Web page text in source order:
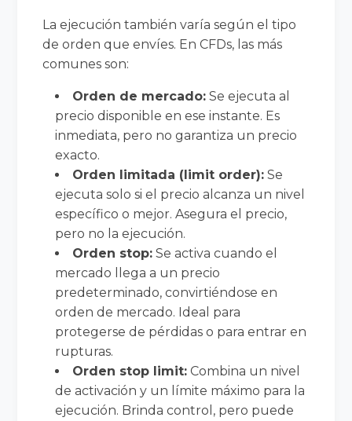
La ejecución también varía según el tipo
de orden que envíes. En CFDs, las más
comunes son:
Orden de mercado: Se ejecuta al
precio disponible en ese instante. Es
inmediata, pero no garantiza un precio
exacto.
Orden limitada (limit order): Se
ejecuta solo si el precio alcanza un nivel
específico o mejor. Asegura el precio,
pero no la ejecución.
Orden stop: Se activa cuando el
mercado llega a un precio
predeterminado, convirtiéndose en
orden de mercado. Ideal para
protegerse de pérdidas o para entrar en
rupturas.
Orden stop limit: Combina un nivel
de activación y un límite máximo para la
ejecución. Brinda control, pero puede